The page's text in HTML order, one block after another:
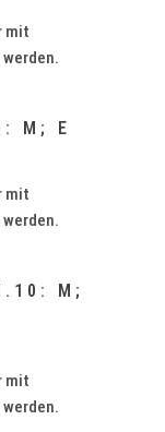
mit
M; E
mit
M;
mit